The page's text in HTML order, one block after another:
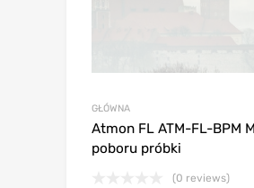
GŁÓWNA
Atmon FL ATM-FL-BPM
poboru próbki
(0 reviews)